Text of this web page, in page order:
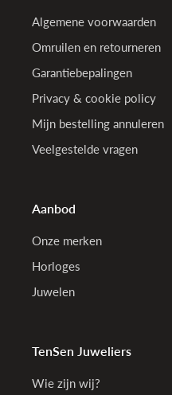
Algemene voorwaarden
Omruilen en retourneren
Garantiebepalingen
Privacy & cookie policy
Mijn bestelling annuleren
Veelgestelde vragen
Aanbod
Onze merken
Horloges
Juwelen
TenSen Juweliers
Wie zijn wij?